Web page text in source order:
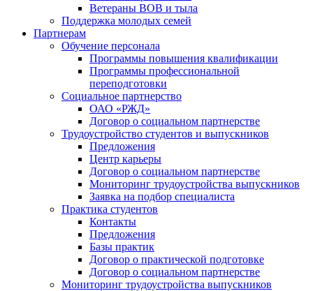
Ветераны ВОВ и тыла
Поддержка молодых семей
Партнерам
Обучение персонала
Программы повышения квалификации
Программы профессиональной
переподготовки
Социальное партнерство
ОАО «РЖД»
Договор о социальном партнерстве
Трудоустройство студентов и выпускников
Предложения
Центр карьеры
Договор о социальном партнерстве
Мониторинг трудоустройства выпускников
Заявка на подбор специалиста
Практика студентов
Контакты
Предложения
Базы практик
Договор о практической подготовке
Договор о социальном партнерстве
Мониторинг трудоустройства выпускников